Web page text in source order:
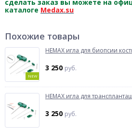
сделать заказ вы можете на
каталоге Medax.su
Похожие товары
NEW
HEMAX игла для биопсии
3 250 руб.
HEMAX игла для
3 250 руб.